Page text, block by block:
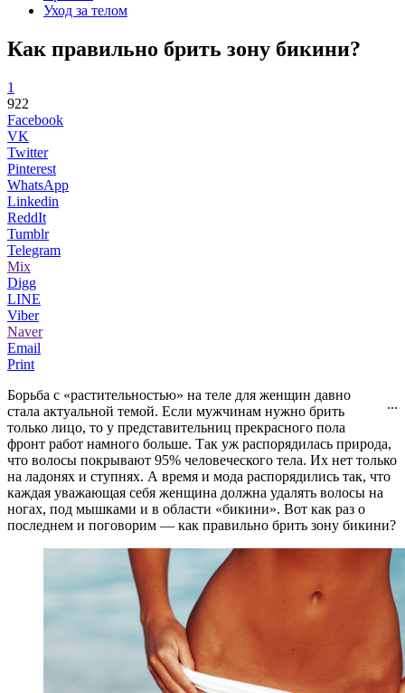
Уход за телом
Как правильно брить зону бикини?
1
922
Facebook
VK
Twitter
Pinterest
WhatsApp
Linkedin
ReddIt
Tumblr
Telegram
Mix
Digg
LINE
Viber
Naver
Email
Print
...
Борьба с «растительностью» на теле для женщин давно
стала актуальной темой. Если мужчинам нужно брить
только лицо, то у представительниц прекрасного пола
фронт работ намного больше. Так уж распорядилась природа,
что волосы покрывают 95% человеческого тела. Их нет только
на ладонях и ступнях. А время и мода распорядились так, что
каждая уважающая себя женщина должна удалять волосы на
ногах, под мышками и в области «бикини». Вот как раз о
последнем и поговорим — как правильно брить зону бикини?